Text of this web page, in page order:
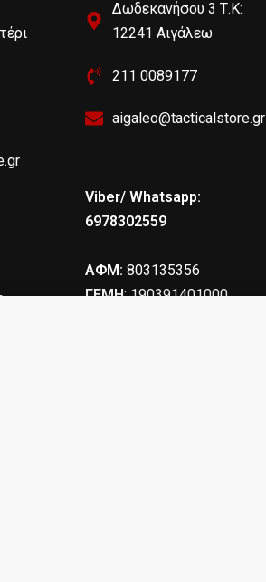
Δωδεκανήσου 3 Τ.Κ:
12241 Αιγάλεω
211 0089177
aigaleo@tacticalstore.gr
Viber/ Whatsapp:
6978302559
ΑΦΜ: 803135356
ΓΕΜΗ: 190391401000